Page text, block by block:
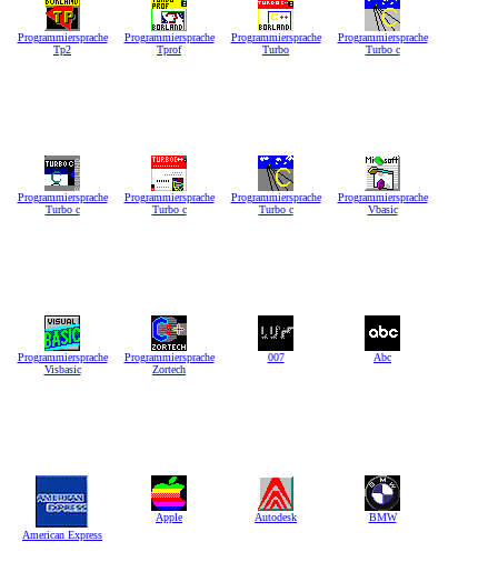
Programmiersprache
Tp2
Programmiersprache
Tprof
Programmiersprache
Turbo
Programmiersprache
Turbo c
Programmiersprache
Turbo c
Programmiersprache
Turbo c
Programmiersprache
Turbo c
Programmiersprache
Vbasic
Programmiersprache
Visbasic
Programmiersprache
Zortech
007 Abc
American Express
Apple Autodesk BMW